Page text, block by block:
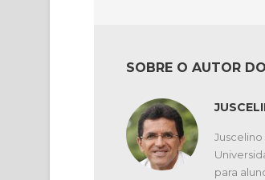
SOBRE O AUTOR
para